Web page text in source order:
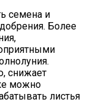
семена и
Более
снижает
можно
листья